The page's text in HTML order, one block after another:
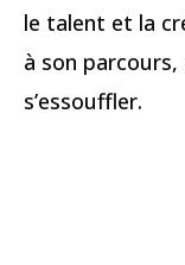
le talent et la
à son
s’essouffler.